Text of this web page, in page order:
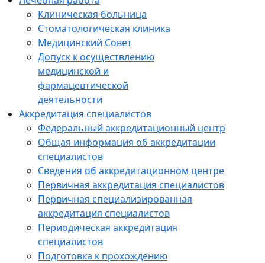
Клиническая больница
Стоматологическая клиника
Медицинский Совет
Допуск к осуществлению
медицинской и
фармацевтической
деятельности
Аккредитация специалистов
Федеральный аккредитационный центр
Общая информация об аккредитации
специалистов
Сведения об аккредитационном центре
Первичная аккредитация специалистов
Первичная специализированная
аккредитация специалистов
Периодическая аккредитация
специалистов
Подготовка к прохождению